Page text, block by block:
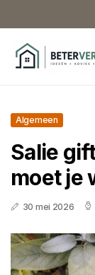
Algemeen
Salie
moet je
30 mei 2026